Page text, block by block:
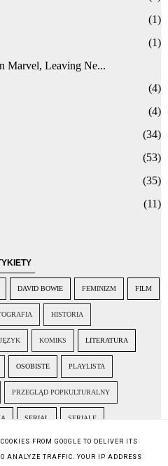
(1)
(1)
Marvel, Leaving Ne...
(4)
(4)
(34)
(53)
(35)
(11)
DAVID BOWIE FEMINIZM FILM
HISTORIA
JĘZYK KOMIKS LITERATURA
OSOBISTE PLAYLISTA
PRZEGLĄD POPKULTURALNY
SERIAL SERIALE
SZTUKA TELEDYSK TOFIFEST
FROM GOOGLE TO DELIVER ITS
ANALYZE TRAFFIC. YOUR IP ADDRESS